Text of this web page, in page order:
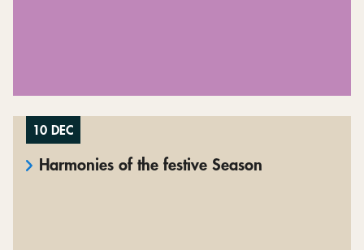
10 DEC
Harmonies of the festive Season